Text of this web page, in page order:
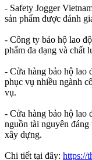
- Safety Jogger
sản phẩm được đánh
- Công ty bảo hộ lao
phẩm đa dạng và chất
- Cửa hàng bảo hộ lao
phục vụ nhiều ngành
vụ.
- Cửa hàng bảo hộ lao
nguồn tài nguyên
xây dựng.
Chi tiết tại đây: https://